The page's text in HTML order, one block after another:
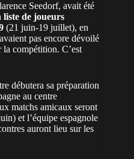
Seedorf, avait été
liste de joueurs
(21 juin-19 juillet), en
pas encore dévoilé
compétition. C’est
débutera sa préparation
au centre
matchs amicaux seront
et l’équipe espagnole
auront lieu sur les